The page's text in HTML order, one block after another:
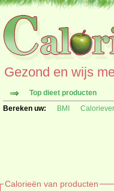
Gezond en wijs
Top dieet producten
Bereken uw:
BMI
Calorieën van producten